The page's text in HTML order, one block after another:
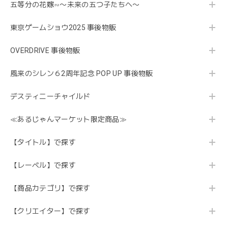
五等分の花嫁∽〜未来の五つ子たちへ〜
東京ゲームショウ2025 事後物販
OVERDRIVE 事後物販
風来のシレン６2周年記念 POP UP 事後物販
デスティニーチャイルド
≪あるじゃんマーケット限定商品≫
【タイトル】で探す
【レーベル】で探す
【商品カテゴリ】で探す
【クリエイター】で探す